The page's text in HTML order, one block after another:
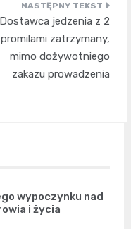
Dostawca jedzenia z 2
promilami zatrzymany,
mimo dożywotniego
zakazu prowadzenia
wypoczynku nad
i życia